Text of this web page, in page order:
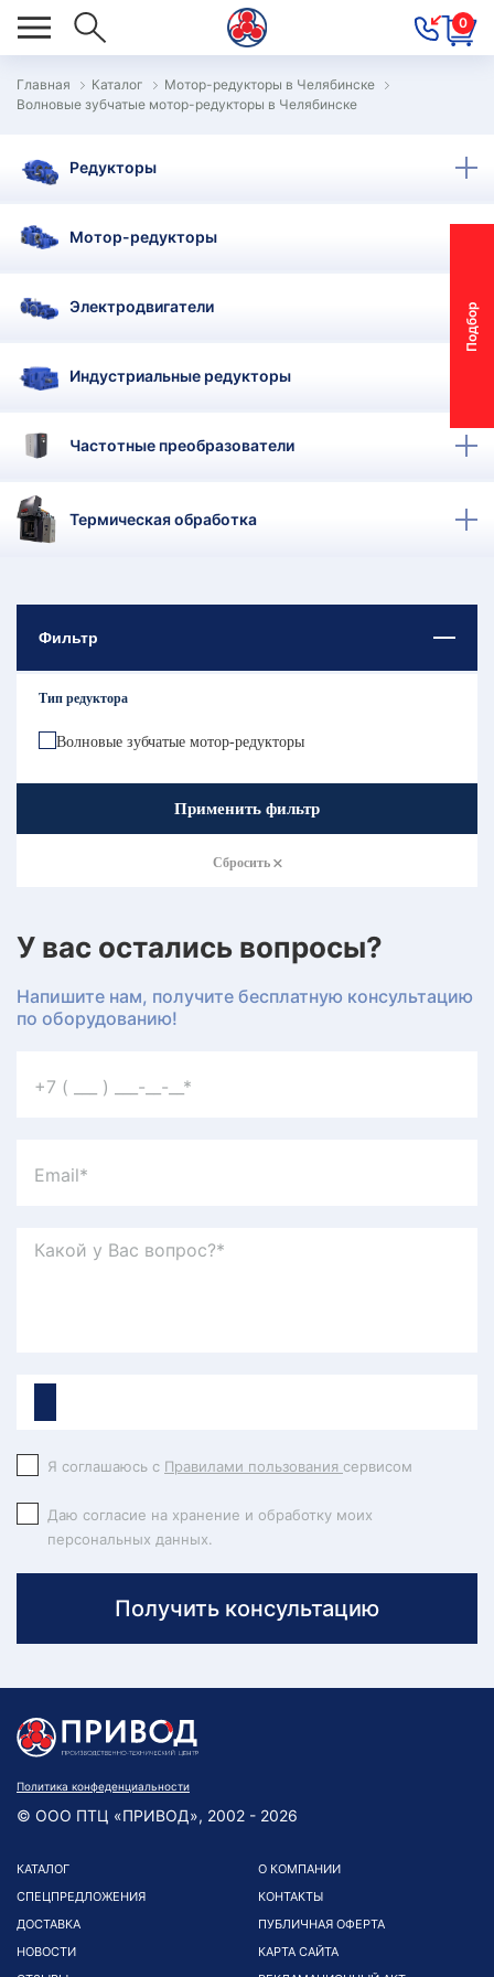
0
П
о
д
б
о
р
м
о
т
о
р
-
р
е
д
у
к
т
о
р
Главная Каталог
Мотор-редукторы в Челябинске
Волновые зубчатые мотор-редукторы в Челябинске
Редукторы
Мотор-редукторы
Электродвигатели
Индустриальные редукторы
Частотные преобразователи
Термическая обработка
Фильтр
Тип редуктора
Волновые зубчатые мотор-редукторы
Применить фильтр
Сбросить
У вас остались вопросы?
Напишите нам, получите бесплатную консультацию
по оборудованию!
Я соглашаюсь с Правилами пользования сервисом
Даю согласие на хранение и обработку моих
персональных данных.
Получить консультацию
Политика конфеденциальности
© ООО ПТЦ «ПРИВОД», 2002 - 2026
КАТАЛОГ
СПЕЦПРЕДЛОЖЕНИЯ
ДОСТАВКА
НОВОСТИ
О КОМПАНИИ
КОНТАКТЫ
ПУБЛИЧНАЯ ОФЕРТА
КАРТА САЙТА